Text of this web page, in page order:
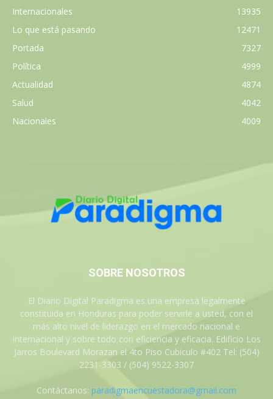
Internacionales
13935
Lo que está pasando
12471
Portada
7327
Política
4999
Actualidad
4874
Salud
4042
Nacionales
4009
SOBRE NOSOTROS
El Diario Digital Paradigma es una empresa legalmente
constituida en Honduras para poder servirle a usted, con el
más alto nivel de liderazgo en el mercado nacional e
internacional y sobre todo con eficiencia y eficacia. Edificio Los
Jarros Boulevard Morazan el 4to Piso Cubiculo #402 Tel: (504)
2231-3303 / (504) 9522-3307
Contáctanos: paradigmaencuestadora@gmail.com